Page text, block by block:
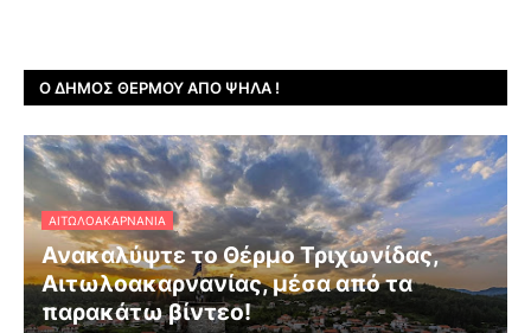
Ο ΔΉΜΟΣ ΘΈΡΜΟΥ ΑΠΌ ΨΗΛΆ !
ΑΙΤΩΛΟΑΚΑΡΝΑΝΊΑ
Ανακαλύψτε το Θέρμο Τριχωνίδας,
Αιτωλοακαρνανίας, μέσα από τα
παρακάτω βίντεο!